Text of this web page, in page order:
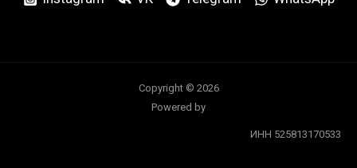
Copyright © 2026
Powered by
ИНН 525813170533